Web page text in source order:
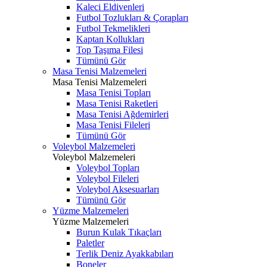
Kaleci Eldivenleri
Futbol Tozlukları & Çorapları
Futbol Tekmelikleri
Kaptan Kollukları
Top Taşıma Filesi
Tümünü Gör
Masa Tenisi Malzemeleri
Masa Tenisi Malzemeleri
Masa Tenisi Topları
Masa Tenisi Raketleri
Masa Tenisi Ağdemirleri
Masa Tenisi Fileleri
Tümünü Gör
Voleybol Malzemeleri
Voleybol Malzemeleri
Voleybol Topları
Voleybol Fileleri
Voleybol Aksesuarları
Tümünü Gör
Yüzme Malzemeleri
Yüzme Malzemeleri
Burun Kulak Tıkaçları
Paletler
Terlik Deniz Ayakkabıları
Boneler